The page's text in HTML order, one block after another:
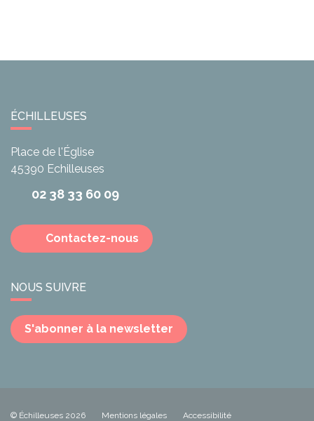
ÉCHILLEUSES
Place de l'Église
45390 Echilleuses
02 38 33 60 09
Contactez-nous
NOUS SUIVRE
S'abonner à la newsletter
© Échilleuses 2026 Mentions légales Accessibilité